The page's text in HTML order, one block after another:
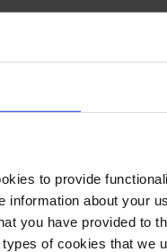
to provide
information about your
you have provided to
of cookies that